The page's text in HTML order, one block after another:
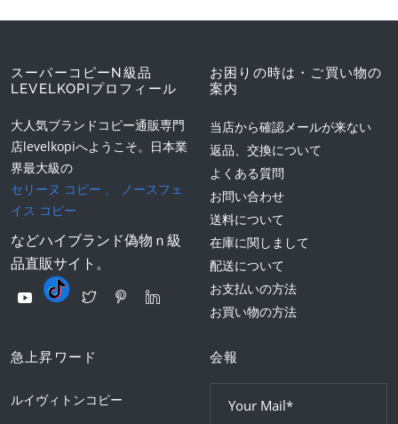
スーパーコピーN級品
LEVELKOPIプロフィール
大人気ブランドコピー通販専門
店levelkopiへようこそ。日本業
界最大級の
セリーヌ コピー 、
ノースフェ
イス コピー
などハイブランド偽物ｎ級
品直販サイト。
お困りの時は・ご買い物の
案内
当店から確認メールが来ない
返品、交換について
よくある質問
お問い合わせ
送料について
在庫に関しまして
配送について
お支払いの方法
お買い物の方法
急上昇ワード
ルイヴィトンコピー
会報